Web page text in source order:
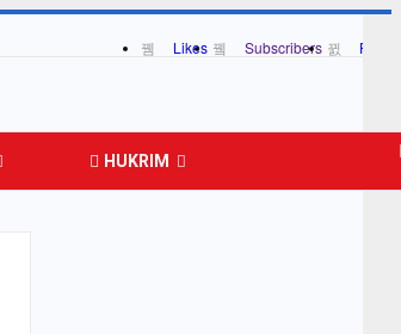
Likes Subscribers
HUKRIM